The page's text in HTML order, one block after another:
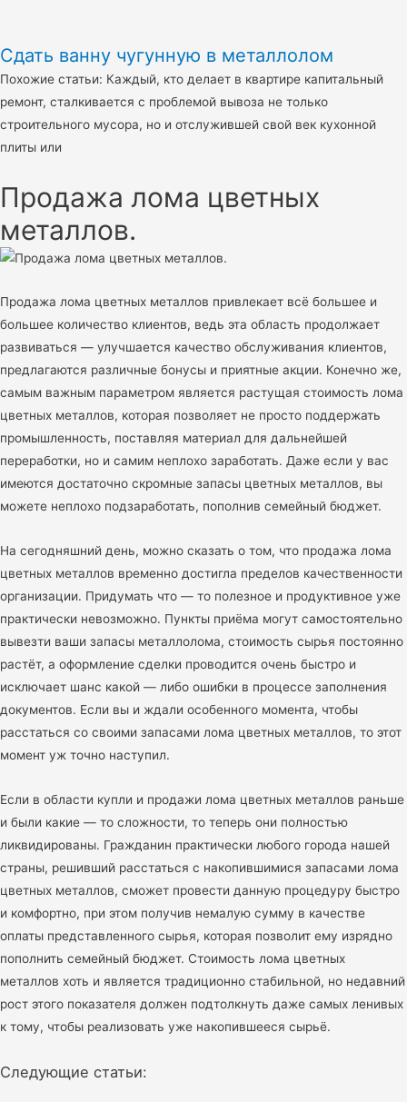
Cдать ванну чугунную в металлолом
Похожие статьи: Каждый, кто делает в квартире капитальный
ремонт, сталкивается с проблемой вывоза не только
строительного мусора, но и отслужившей свой век кухонной
плиты или
Продажа лома цветных
металлов.
Продажа лома цветных металлов привлекает всё большее и
большее количество клиентов, ведь эта область продолжает
развиваться — улучшается качество обслуживания клиентов,
предлагаются различные бонусы и приятные акции. Конечно же,
самым важным параметром является растущая стоимость лома
цветных металлов, которая позволяет не просто поддержать
промышленность, поставляя материал для дальнейшей
переработки, но и самим неплохо заработать. Даже если у вас
имеются достаточно скромные запасы цветных металлов, вы
можете неплохо подзаработать, пополнив семейный бюджет.
На сегодняшний день, можно сказать о том, что продажа лома
цветных металлов временно достигла пределов качественности
организации. Придумать что — то полезное и продуктивное уже
практически невозможно. Пункты приёма могут самостоятельно
вывезти ваши запасы металлолома, стоимость сырья постоянно
растёт, а оформление сделки проводится очень быстро и
исключает шанс какой — либо ошибки в процессе заполнения
документов. Если вы и ждали особенного момента, чтобы
расстаться со своими запасами лома цветных металлов, то этот
момент уж точно наступил.
Если в области купли и продажи лома цветных металлов раньше
и были какие — то сложности, то теперь они полностью
ликвидированы. Гражданин практически любого города нашей
страны, решивший расстаться с накопившимися запасами лома
цветных металлов, сможет провести данную процедуру быстро
и комфортно, при этом получив немалую сумму в качестве
оплаты представленного сырья, которая позволит ему изрядно
пополнить семейный бюджет. Стоимость лома цветных
металлов хоть и является традиционно стабильной, но недавний
рост этого показателя должен подтолкнуть даже самых ленивых
к тому, чтобы реализовать уже накопившееся сырьё.
Следующие статьи: